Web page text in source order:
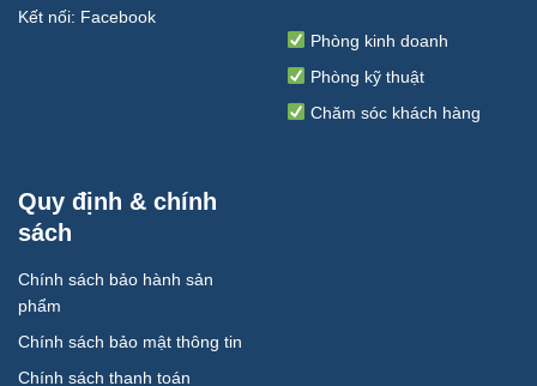
Kết nối: Facebook
Phòng kinh doanh
Phòng kỹ thuật
Chăm sóc khách hàng
Quy định & chính
sách
Chính sách bảo hành sản
phẩm
Chính sách bảo mật thông tin
Chính sách thanh toán